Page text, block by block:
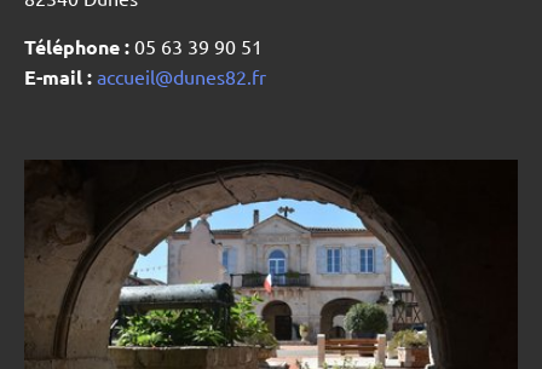
Téléphone : 05 63 39 90 51
E-mail : accueil@dunes82.fr